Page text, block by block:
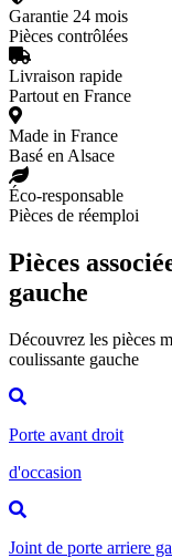
Garantie 24 mois
Pièces contrôlées
Livraison rapide
Partout en France
Made in France
Basé en Alsace
Éco-responsable
Pièces de réemploi
Pièces
gauche
Découvrez les pièces
coulissante gauche
Porte avant droit
d'occasion
Joint de porte arriere